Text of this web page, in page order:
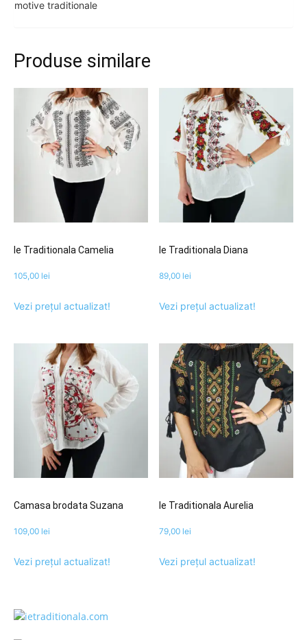
motive traditionale
Produse similare
Ie Traditionala Camelia
105,00 lei
Vezi prețul actualizat!
Ie Traditionala Diana
89,00 lei
Vezi prețul actualizat!
Camasa brodata Suzana
109,00 lei
Vezi prețul actualizat!
Ie Traditionala Aurelia
79,00 lei
Vezi prețul actualizat!